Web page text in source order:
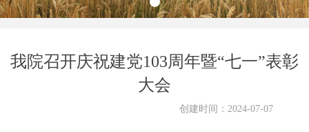
我院召开庆祝建党103周年暨“七一”表彰
大会
创建时间： 2024-07-07